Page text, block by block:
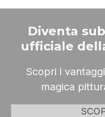
Diventa
ufficiale
Scopri i
magica